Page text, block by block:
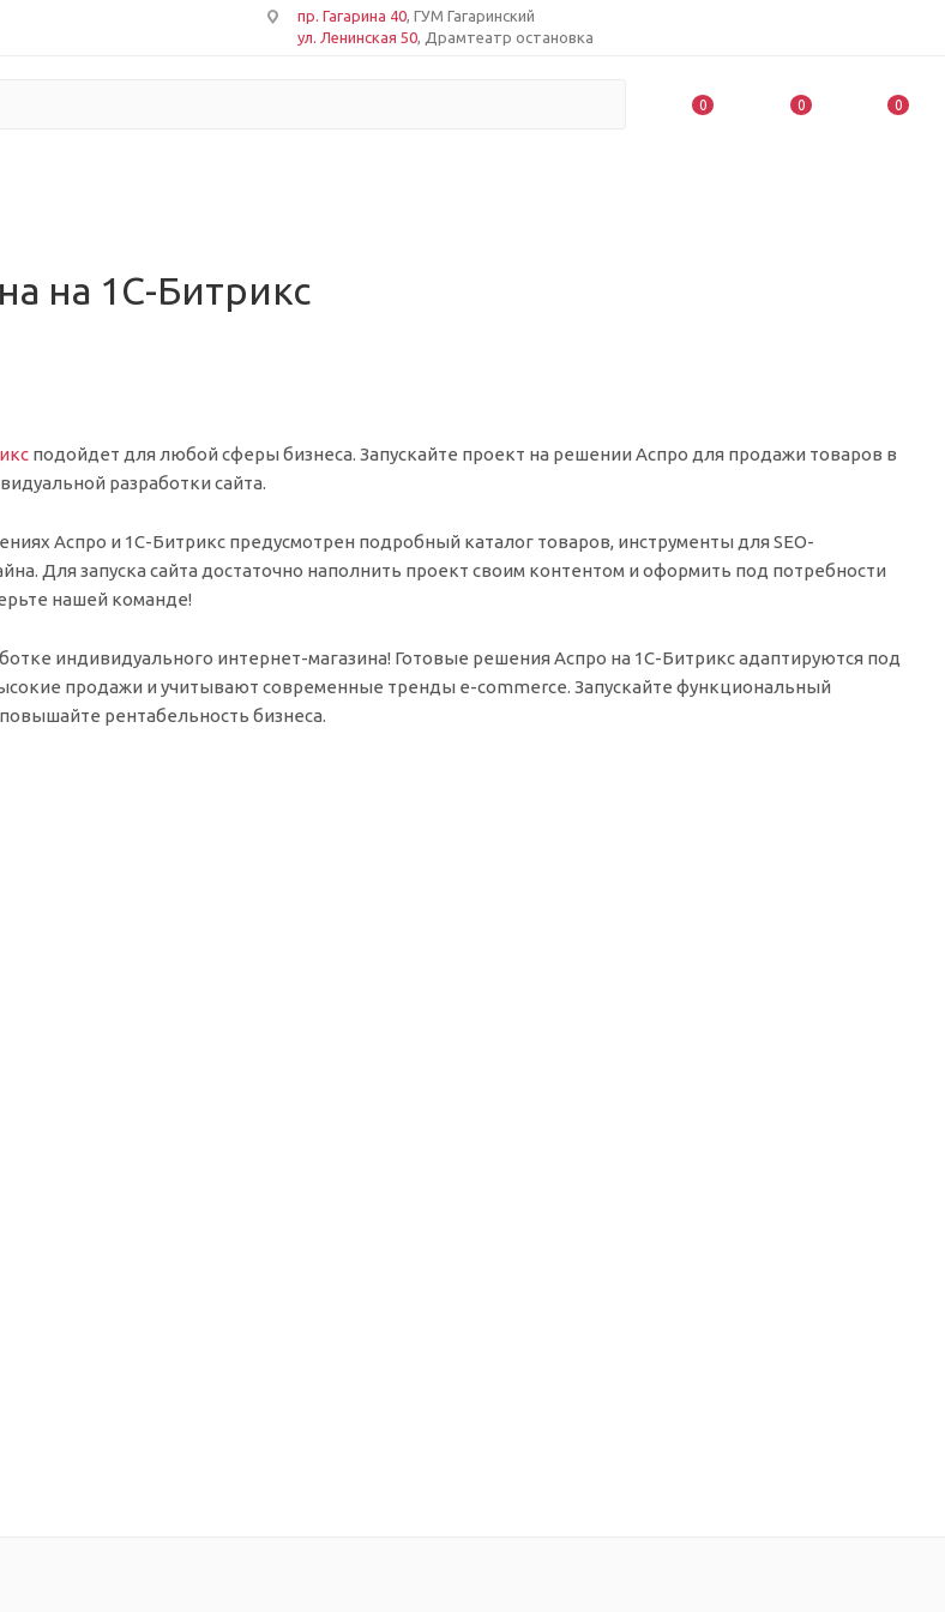
пр. Гагарина 40, ГУМ Гагаринский
ул. Ленинская 50, Драмтеатр остановка
0 0 0
на 1С-Битрикс
подойдет для любой сферы бизнеса. Запускайте проект на решении Аспро для продажи товаров в
разработки сайта.
Аспро и 1С-Битрикс предусмотрен подробный каталог товаров, инструменты для SEO-
Для запуска сайта достаточно наполнить проект своим контентом и оформить под потребности
нашей команде!
индивидуального интернет-магазина! Готовые решения Аспро на 1С-Битрикс адаптируются под
продажи и учитывают современные тренды e-commerce. Запускайте функциональный
рентабельность бизнеса.